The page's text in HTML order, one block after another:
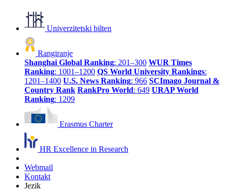
Univerzitetski bilten
Rangiranje
Shanghai Global Ranking: 201–300 WUR Times
Ranking: 1001–1200 QS World University Rankings:
1201–1400 U.S. News Ranking: 966 SCImago Journal &
Country Rank RankPro World: 649 URAP World
Ranking: 1209
Erasmus Charter
HR Excellence in Research
Webmail
Kontakt
Jezik